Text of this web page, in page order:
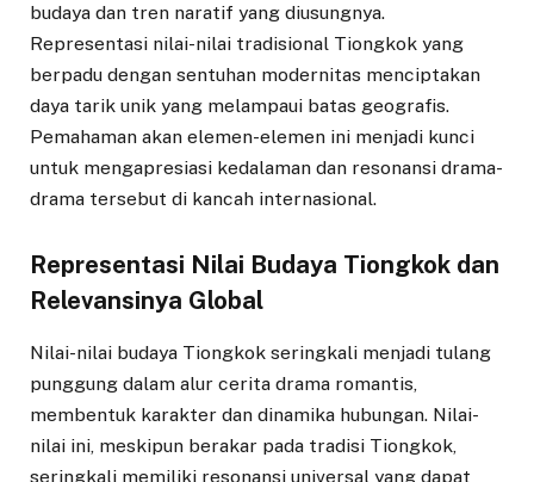
budaya dan tren naratif yang diusungnya.
Representasi nilai-nilai tradisional Tiongkok yang
berpadu dengan sentuhan modernitas menciptakan
daya tarik unik yang melampaui batas geografis.
Pemahaman akan elemen-elemen ini menjadi kunci
untuk mengapresiasi kedalaman dan resonansi drama-
drama tersebut di kancah internasional.
Representasi Nilai Budaya Tiongkok dan
Relevansinya Global
Nilai-nilai budaya Tiongkok seringkali menjadi tulang
punggung dalam alur cerita drama romantis,
membentuk karakter dan dinamika hubungan. Nilai-
nilai ini, meskipun berakar pada tradisi Tiongkok,
seringkali memiliki resonansi universal yang dapat